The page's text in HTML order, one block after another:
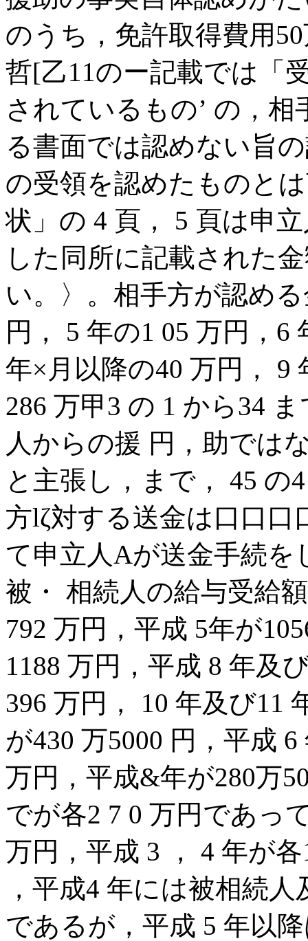
のうち，免許取得費用
哲[乙11のー記載では「
されているもの’ の，
る書面では認めない旨
の受領を認めたものと
状」の 4 頁， 5 頁は申
した同所に記載された
い。〉。相手方が認め
円， 5 年の1 05 万円，
年×月以降の40 万円， 9
286 万甲3 の 1 から34
人からの援 円，助では
と主張し，まで， 45 の
方lζ対する送金は口口口
て申立人Aが送金手続
被・ 相続人の給与受給
792 万円，平成 5年が
1188 万円，平成 8 年及
396 万円， 10 年及び11
が430 万5000 円，平成
万円，平成&年が280万
でが各2 7 0 万円であっ
万円，平成 3 ， 4 年が
，平成4 年には被相続
であるが，平成 5 年以